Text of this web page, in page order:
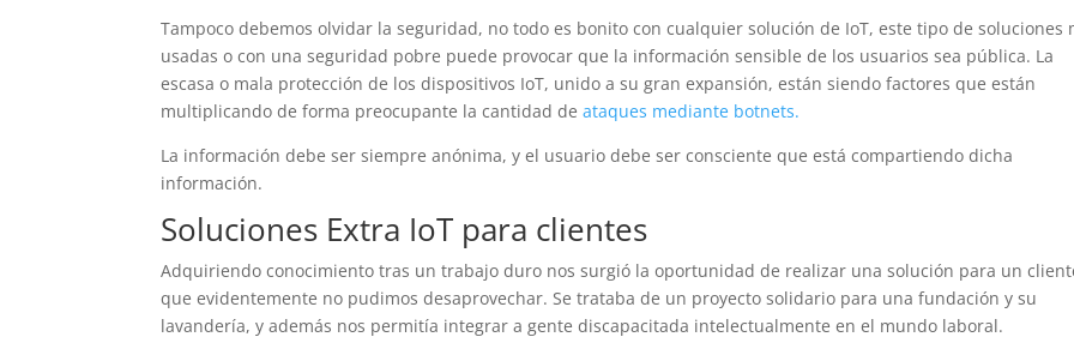
Tampoco debemos olvidar la seguridad, no todo es bonito con cualquier solución de IoT, este tipo de soluciones
usadas o con una seguridad pobre puede provocar que la información sensible de los usuarios sea pública. La
escasa o mala protección de los dispositivos IoT, unido a su gran expansión, están siendo factores que están
multiplicando de forma preocupante la cantidad deataques mediante botnets.
La información debe ser siempre anónima, y el usuario debe ser consciente que está compartiendo dicha
información.
Soluciones Extra IoT para clientes
Adquiriendo conocimiento tras un trabajo duro nos surgió la oportunidad de realizar una solución para un
que evidentemente no pudimos desaprovechar. Se trataba de un proyecto solidario para una fundación y su
lavandería, y además nos permitía integrar a gente discapacitada intelectualmente en el mundo laboral.